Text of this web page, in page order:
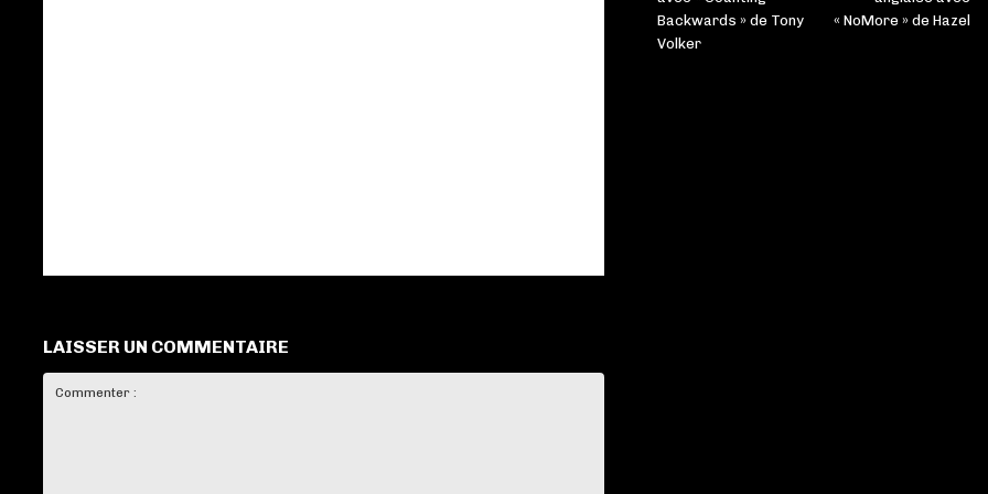
LAISSER UN COMMENTAIRE
Backwards » de Tony
Volker
« NoMore » de Hazel